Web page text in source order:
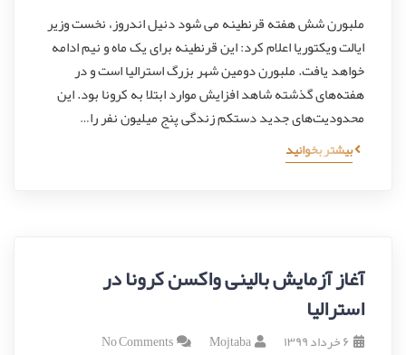
ملبورن شش هفته قرنطینه می شود دنیل اندروز، نخست وزیر
ایالت ویکتوریا اعلام کرد: این قرنطینه برای یک ماه و نیم ادامه
خواهد یافت. ملبورن دومین شهر بزرگ استرالیا است و در
هفته‌های گذشته شاهد افزایش موارد ابتلا به کرونا بود. این
محدودیت‌های جدید دستکم زندگی پنج میلیون نفر را…
بیشتر بخوانید
آغاز آزمایش بالینی واکسن کرونا در
استرالیا
۶ خرداد ۱۳۹۹ Mojtaba
No Comments